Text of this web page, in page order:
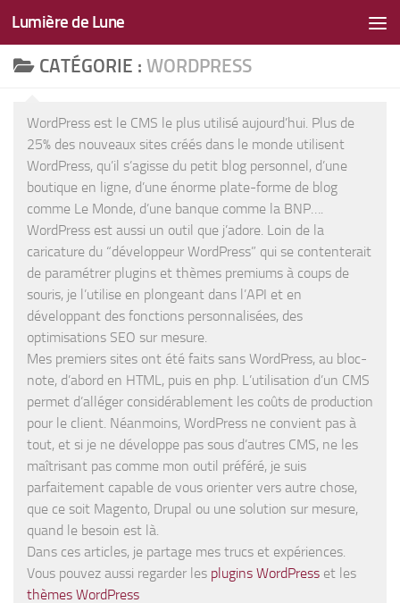
Skip to content
Lumière de Lune
CATÉGORIE : WORDPRESS
WordPress est le CMS le plus utilisé aujourd’hui. Plus de
25% des nouveaux sites créés dans le monde utilisent
WordPress, qu’il s’agisse du petit blog personnel, d’une
boutique en ligne, d’une énorme plate-forme de blog
comme Le Monde, d’une banque comme la BNP….
WordPress est aussi un outil que j’adore. Loin de la
caricature du “développeur WordPress” qui se contenterait
de paramétrer plugins et thèmes premiums à coups de
souris, je l’utilise en plongeant dans l’API et en
développant des fonctions personnalisées, des
optimisations SEO sur mesure.
Mes premiers sites ont été faits sans WordPress, au bloc-
note, d’abord en HTML, puis en php. L’utilisation d’un CMS
permet d’alléger considérablement les coûts de production
pour le client. Néanmoins, WordPress ne convient pas à
tout, et si je ne développe pas sous d’autres CMS, ne les
maîtrisant pas comme mon outil préféré, je suis
parfaitement capable de vous orienter vers autre chose,
que ce soit Magento, Drupal ou une solution sur mesure,
quand le besoin est là.
Dans ces articles, je partage mes trucs et expériences.
Vous pouvez aussi regarder les plugins WordPress et les
thèmes WordPress